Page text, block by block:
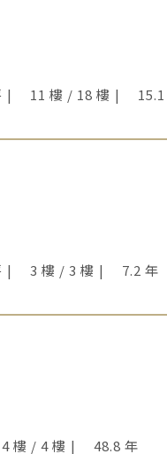
11 樓 / 18 樓
3 樓 / 3 樓 7.2 年
4 樓 / 4 樓 48.8 年